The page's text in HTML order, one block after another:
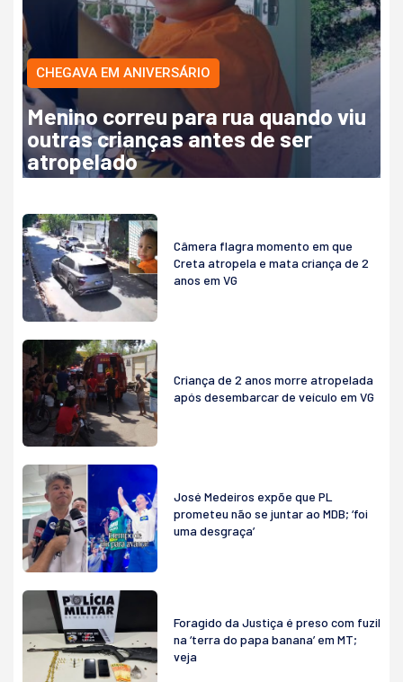
CHEGAVA EM ANIVERSÁRIO
Menino correu para rua quando viu
outras crianças antes de ser
atropelado
Câmera flagra momento em que
Creta atropela e mata criança de 2
anos em VG
Criança de 2 anos morre atropelada
após desembarcar de veículo em VG
José Medeiros expõe que PL
prometeu não se juntar ao MDB; ‘foi
uma desgraça’
Foragido da Justiça é preso com fuzil
na ‘terra do papa banana’ em MT;
veja